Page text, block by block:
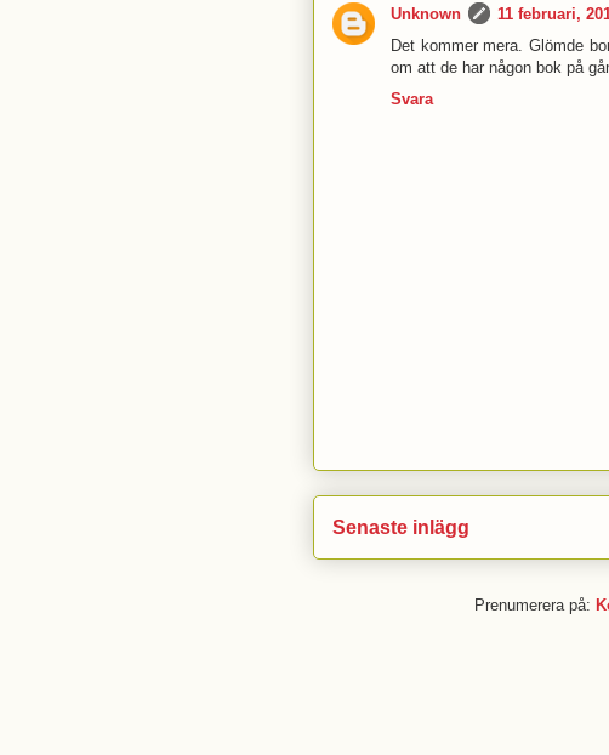
Unknown
11 februari,
Det kommer mera. Glömde
om att de har någon bok på
Svara
Senaste inlägg
Prenumerera på: